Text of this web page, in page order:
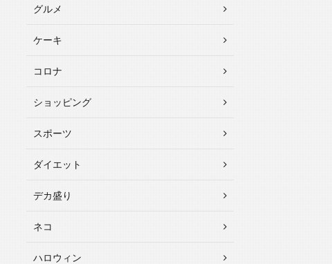
グルメ
ケーキ
コロナ
ショッピング
スポーツ
ダイエット
デカ盛り
ネコ
ハロウィン